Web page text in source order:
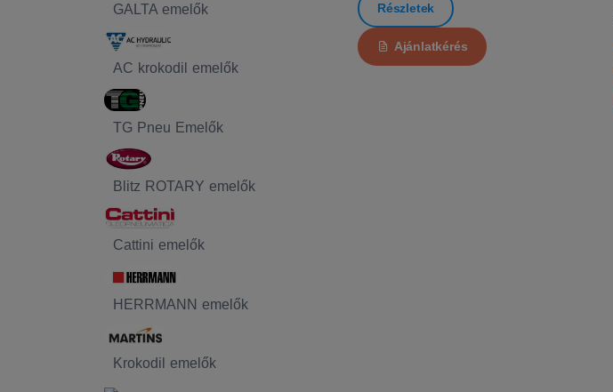
GALTA emelők
AC krokodil emelők
TG Pneu Emelők
Blitz ROTARY emelők
Cattini emelők
HERRMANN emelők
Krokodil emelők
Részletek
Ajánlatkérés